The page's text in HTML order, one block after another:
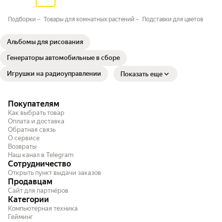
Подборки Товары для комнатных растений Подставки для цветов
Альбомы для рисования
Генераторы автомобильные в сборе
Игрушки на радиоуправлении Показать еще
Покупателям
Как выбрать товар
Оплата и доставка
Обратная связь
О сервисе
Возвраты
Наш канал в Telegram
Сотрудничество
Открыть пункт выдачи заказов
Продавцам
Сайт для партнёров
Категории
Компьютерная техника
Гейминг